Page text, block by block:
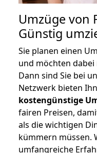
Umzüge von
Günstig
Sie planen einen
und möchten
Dann sind Sie bei
Netzwerk bieten
kostengünstige
fairen Preisen,
als die wichtigen
kümmern müssen.
umfangreiche